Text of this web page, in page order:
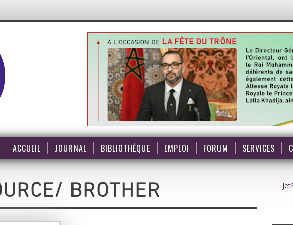
ACCUEIL JOURNAL BIBLIOTHÈQUE EMPLOI FORUM SERVICES
BROTHER